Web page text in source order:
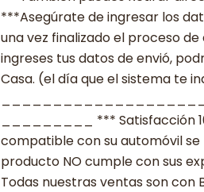
***Asegúrate de ingresar los
una vez finalizado el proceso
ingreses tus datos de envió,
Casa. (el día que el sistema te
_________ *** Satisfacción
compatible con su automóvil se
producto NO cumple con sus
Todas nuestras ventas son